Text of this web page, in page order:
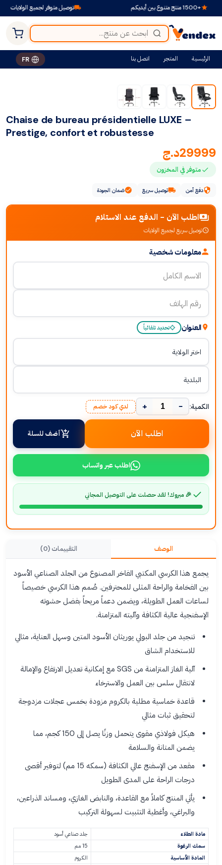
توصيل متوفر لجميع الولايات
الرئيسية المتجر اتصل بنا FR
Chaise de bureau présidentielle LUXE –
Prestige, confort et robustesse
29999د.ج
متوفر في المخزون
دفع آمن توصيل سريع ضمان الجودة
اطلب الآن - الدفع عند الاستلام
توصيل سريع لجميع الولايات
معلومات شخصية
العنوان تحديد تلقائياً
الكمية: −
+ لدي كود خصم
اطلب الآن أضف للسلة
اطلب عبر واتساب
🎉 مبروك! لقد حصلت على التوصيل المجاني
الوصف التقييمات (0)
يجمع هذا الكرسي المكتبي الفاخر المصنوع من الجلد الصناعي الأسود
بين الفخامة والراحة المثلى للمحترفين. صُمم هذا الكرسي خصيصاً
لساعات العمل الطويلة، ويضمن دعماً مريحاً بفضل حشوته
الإسفنجية عالية الكثافة وآليته المتزامنة.
تنجيد من جلد البولي يوريثان الأسود المتين وسهل العناية، مثالي
للاستخدام الشاق
آلية الغاز المتزامنة من SGS مع إمكانية تعديل الارتفاع والإمالة
لانتقال سلس بين العمل والاسترخاء
قاعدة خماسية مطلية بالكروم مزودة بخمس عجلات مزدوجة
لتحقيق ثبات مثالي
هيكل فولاذي مقوى يتحمل وزنًا يصل إلى 150 كجم، مما
يضمن المتانة والسلامة
مقعد من الإسفنج عالي الكثافة (سمكه 15 مم) لتوفير أقصى
درجات الراحة على المدى الطويل
يأتي المنتج كاملاً مع القاعدة، والنابض الغازي، ومساند الذراعين،
والبراغي، وأغطية التثبيت لسهولة التركيب
مادة الطلاء
جلد صناعي أسود
سمك الرغوة
15 مم
المادة الأساسية
الكروم